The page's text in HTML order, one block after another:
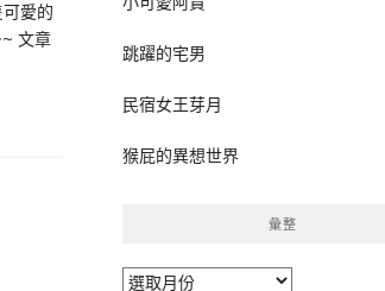
愛的
文章
跳躍的宅男
民宿女王芽月
猴屁的異想世界
彙整
彙